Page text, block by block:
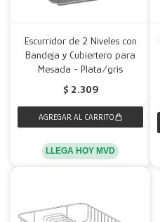
Escurridor de 2 Niveles con
Bandeja y Cubiertero para
Mesada - Plata/gris
$ 2.309
LLEGA HOY MVD